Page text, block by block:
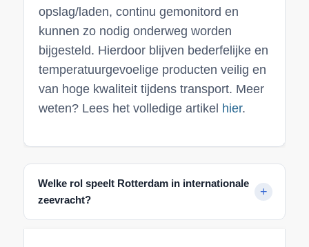
opslag/laden, continu gemonitord en
kunnen zo nodig onderweg worden
bijgesteld. Hierdoor blijven bederfelijke en
temperatuurgevoelige producten veilig en
van hoge kwaliteit tijdens transport. Meer
weten? Lees het volledige artikel hier.
Welke rol speelt Rotterdam in internationale
zeevracht?